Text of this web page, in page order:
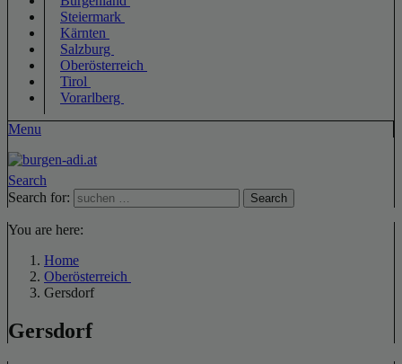
Steiermark
Kärnten
Salzburg
Oberösterreich
Tirol
Vorarlberg
Menu
Search
Search for:
Search
You are here:
Home
Oberösterreich
Gersdorf
Gersdorf